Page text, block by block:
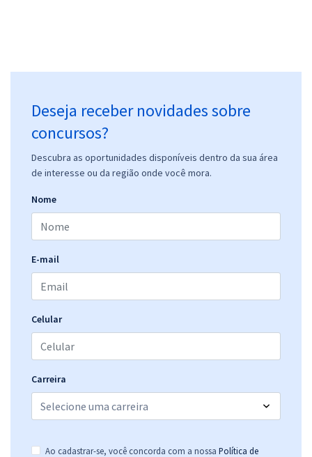
Deseja receber novidades sobre
concursos?
Descubra as oportunidades disponíveis dentro da sua área
de interesse ou da região onde você mora.
Nome
E-mail
Celular
Carreira
Ao cadastrar-se, você concorda com a nossa Política de